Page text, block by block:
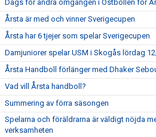
Dags för andra omgången i Östbollen för
Årsta är med och vinner Sverigecupen
Årsta har 6 tjejer som spelar Sverigecupen
Damjuniorer spelar USM i Skogås lördag
Årsta Handboll förlänger med Dhaker
Vad vill Årsta handboll?
Summering av förra säsongen
Spelarna och föräldrarna är väldigt nöjda
verksamheten